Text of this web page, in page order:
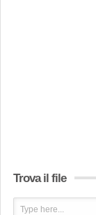
Trova il file